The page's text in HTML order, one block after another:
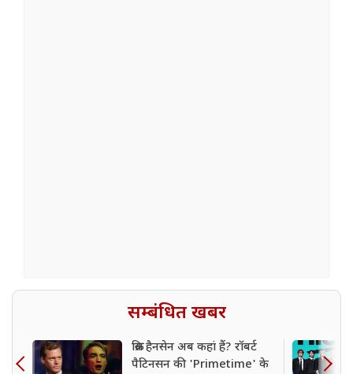
सम्बंधित खबर
क्रिस हैनसेन अब कहां हैं? रॉबर्ट
पैटिनसन की 'Primetime' के